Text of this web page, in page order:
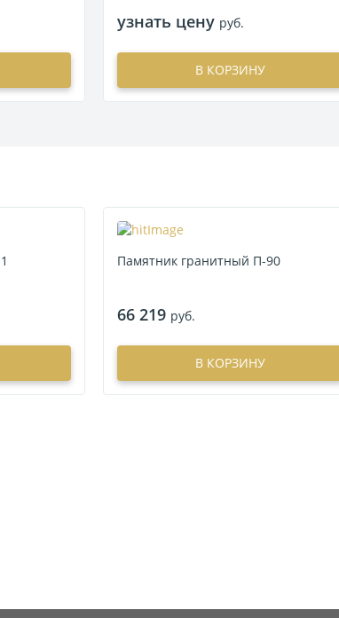
узнать цену руб.
В КОРЗИНУ
Памятник гранитный П-90
66 219 руб.
В КОРЗИНУ